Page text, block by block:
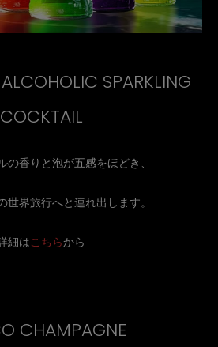
SPARKLING
COCKTAIL
の香りと泡が五感をほどき、
世界旅行へと連れ出します。
細はこちらから
CHAMPAGNE